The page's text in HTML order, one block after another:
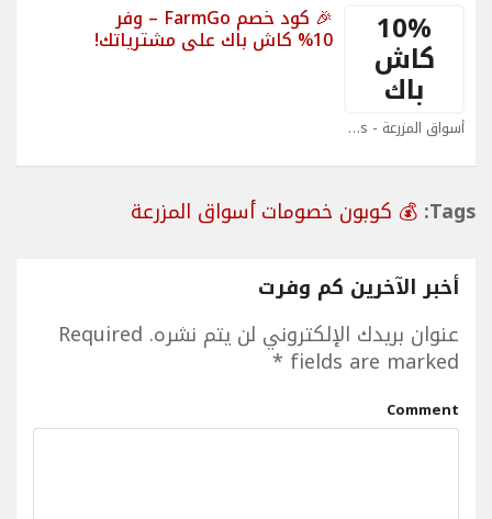
10%
كاش
باك
أسواق المزرعة - FarmGo Coupons
🎉 كود خصم FarmGo – وفر
10% كاش باك على مشترياتك!
Tags: 💰 كوبون خصومات أسواق المزرعة
أخبر الآخرين كم وفرت
عنوان بريدك الإلكتروني لن يتم نشره. Required
fields are marked
*
Comment